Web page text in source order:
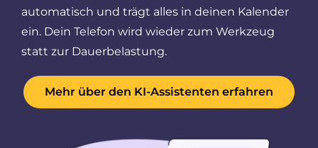
automatisch und trägt alles in deinen Kalender
ein. Dein Telefon wird wieder zum Werkzeug
statt zur Dauerbelastung.
Mehr über den KI-Assistenten erfahren